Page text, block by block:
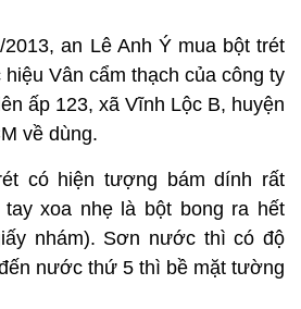
an Lê Anh Ý mua bột trét
Vân cẩm thạch của công ty
ấp 123, xã Vĩnh Lộc B, huyện
về dùng.
có hiện tượng bám dính rất
tay xoa nhẹ là bột bong ra hết
nhám). Sơn nước thì có độ
nước thứ 5 thì bề mặt tường